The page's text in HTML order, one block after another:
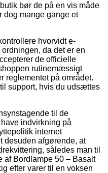
bør de på en vis måde
dog mange gange et
hvorvidt e-
da det er en
de officielle
rutinemæssigt
reglementet på området.
support, hvis du udsættes
til de
indvirkning på
internet
desuden afgørende, at
således man til
af Bordlampe 50 – Basalt
efter varer til en voksen